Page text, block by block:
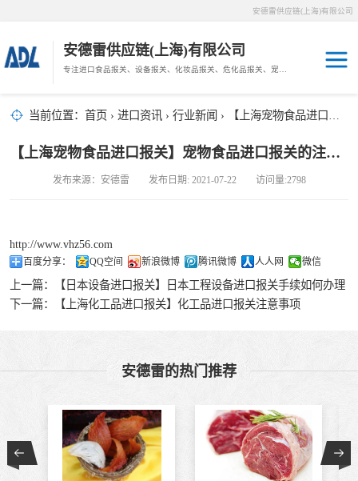
安德雷供应链(上海)有限公司
安德雷供应链(上海)有限公司
当前位置： 首页 › 进口资讯 › 行业新闻 › 【上海宠物食品进口报关】宠物食品进口报关的注意点
【上海宠物食品进口报关】宠物食品进口报关的注意点
发布来源：安德雷 发布日期: 2021-07-22 访问量:2798
http://www.vhz56.com
百度分享： QQ空间 新浪微博 腾讯微博 人人网 微信
上一篇：
【日本设备进口报关】日本工程设备进口报关手续如何办理
下一篇：
【上海化工品进口报关】化工品进口报关注意事项
安德雷的热门推荐
其他报关
海鲜进口
宠物粮进口
危化品进口
设备进口
木材报关
药材报关
汽车/游艇报关